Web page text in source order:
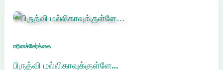
ஈரினச்சேர்க்கை
பிருத்வி மல்லிகாவுக்குள்ளே…